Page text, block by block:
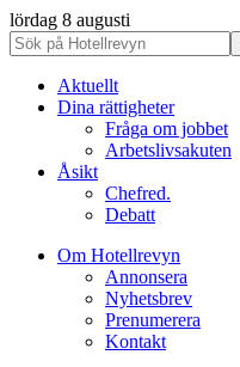
lördag 8 augusti
Aktuellt
Dina rättigheter
Fråga om jobbet
Arbetslivsakuten
Åsikt
Chefred.
Debatt
Om Hotellrevyn
Annonsera
Nyhetsbrev
Prenumerera
Kontakt